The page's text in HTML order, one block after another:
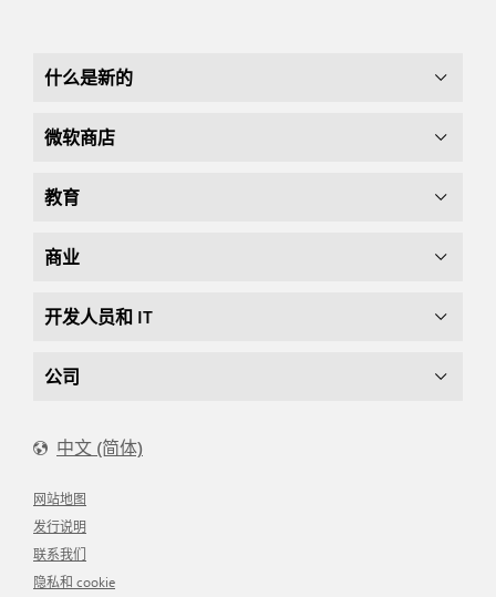
什么是新的
微软商店
教育
商业
开发人员和 IT
公司
中文 (简体)
网站地图
发行说明
联系我们
隐私和 cookie